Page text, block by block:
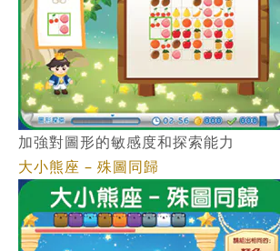
加強對圖形的敏感度和探索能力
大小熊座 – 殊圖同歸